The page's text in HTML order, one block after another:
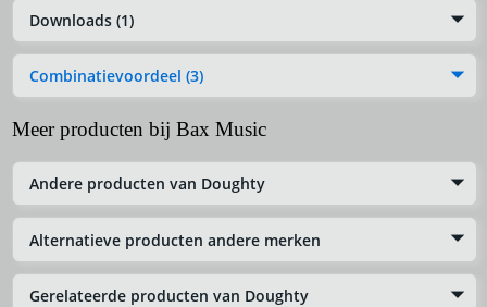
Downloads (1)
Combinatievoordeel (3)
Meer producten bij Bax Music
Andere producten van Doughty
Alternatieve producten andere merken
Gerelateerde producten van Doughty